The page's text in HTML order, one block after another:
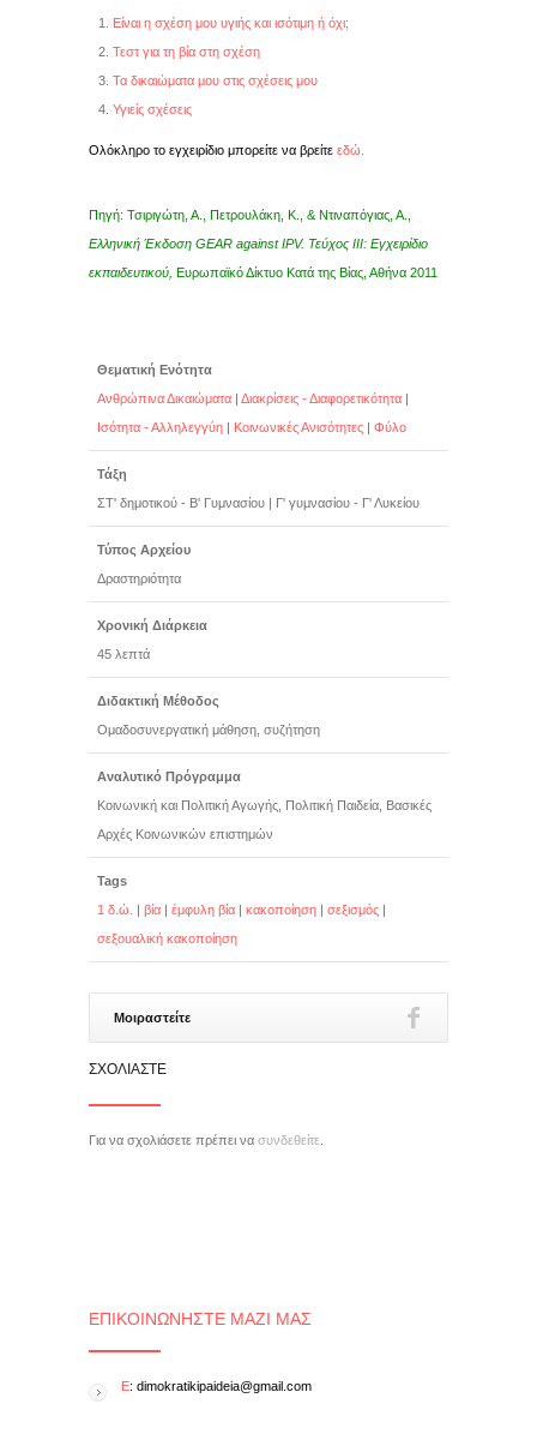
Είναι η σχέση μου υγιής και ισότιμη ή όχι;
Τεστ για τη βία στη σχέση
Τα δικαιώματα μου στις σχέσεις μου
Υγιείς σχέσεις
Ολόκληρο το εγχειρίδιο μπορείτε να βρείτε εδώ
Πηγή: Τσιριγώτη, Α., Πετρουλάκη, Κ., & Ντιναπόγιας, Α.,
Ελληνική Έκδοση GEAR against IPV. Τεύχος ΙΙΙ: Εγχειρίδιο
εκπαιδευτικού, Ευρωπαϊκό Δίκτυο Κατά της Βίας, Αθήνα 2011
Θεματική Ενότητα
Ανθρώπινα Δικαιώματα | Διακρίσεις - Διαφορετικότητα |
Ισότητα - Αλληλεγγύη | Κοινωνικές Ανισότητες | Φύλο
Τάξη
ΣΤ' δημοτικού - Β' Γυμνασίου | Γ' γυμνασίου - Γ' Λυκείου
Τύπος Αρχείου
Δραστηριότητα
Χρονική Διάρκεια
45 λεπτά
Διδακτική Μέθοδος
Ομαδοσυνεργατική μάθηση, συζήτηση
Αναλυτικό Πρόγραμμα
Κοινωνική και Πολιτική Αγωγής, Πολιτική Παιδεία, Βασικές
Αρχές Κοινωνικών επιστημών
Tags
1 δ.ώ.
| βία | έμφυλη βία | κακοποίηση | σεξισμός |
σεξουαλική κακοποίηση
Μοιραστείτε
ΣΧΟΛΙΆΣΤΕ
Για να σχολιάσετε πρέπει να συνδεθείτε
ΕΠΙΚΟΙΝΩΝΉΣΤΕ ΜΑΖΊ ΜΑΣ
E: dimokratikipaideia@gmail.com